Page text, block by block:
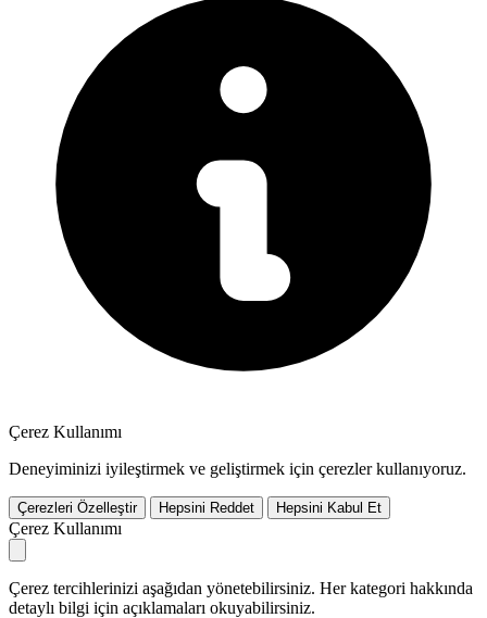
Çerez Kullanımı
Deneyiminizi iyileştirmek ve geliştirmek için çerezler kullanıyoruz.
Çerezleri Özelleştir Hepsini Reddet Hepsini Kabul Et
Çerez Kullanımı
Çerez tercihlerinizi aşağıdan yönetebilirsiniz. Her kategori hakkında
detaylı bilgi için açıklamaları okuyabilirsiniz.